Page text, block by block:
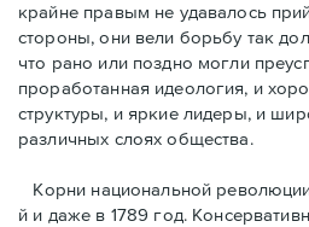
крайне правым не удавалось
стороны, они вели борьбу так
что рано или поздно могли
проработанная идеология, и
структуры, и яркие лидеры, и
различных слоях общества.
Корни национальной революции
й и даже в 1789 год.